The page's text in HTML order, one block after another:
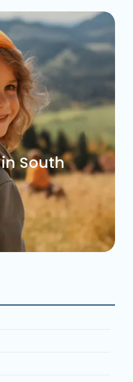
South